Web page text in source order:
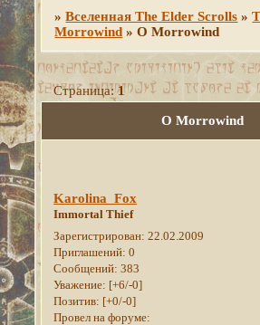
»Вселенная The Elder Scrolls »
Morrowind »О Morrowind
О Morrowind
Страница:1
Karolina_Fox
Immortal Thief
Зарегистрирован: 22.02.2009
Приглашений: 0
Сообщений: 383
Уважение: [+6/-0]
Позитив: [+0/-0]
Провел на форуме: